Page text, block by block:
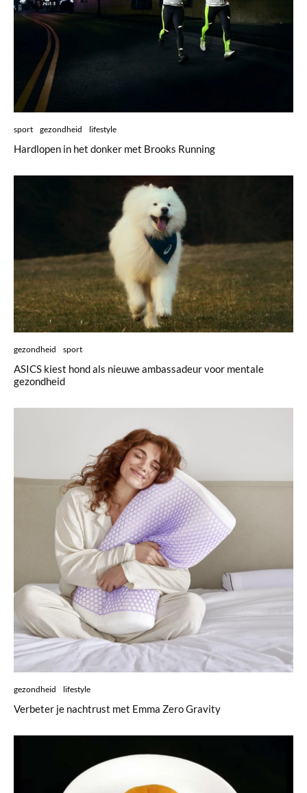
sport gezondheid lifestyle
Hardlopen in het donker met Brooks Running
gezondheid sport
ASICS kiest hond als nieuwe ambassadeur voor mentale
gezondheid
gezondheid lifestyle
Verbeter je nachtrust met Emma Zero Gravity